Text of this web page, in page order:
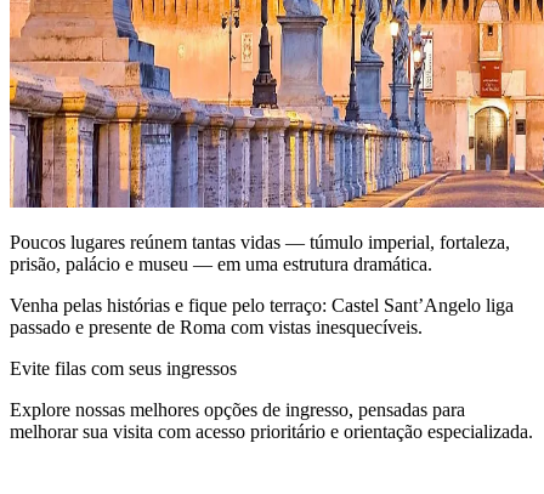
Poucos lugares reúnem tantas vidas — túmulo imperial, fortaleza,
prisão, palácio e museu — em uma estrutura dramática.
Venha pelas histórias e fique pelo terraço: Castel Sant’Angelo liga
passado e presente de Roma com vistas inesquecíveis.
Evite filas com seus ingressos
Explore nossas melhores opções de ingresso, pensadas para
melhorar sua visita com acesso prioritário e orientação especializada.